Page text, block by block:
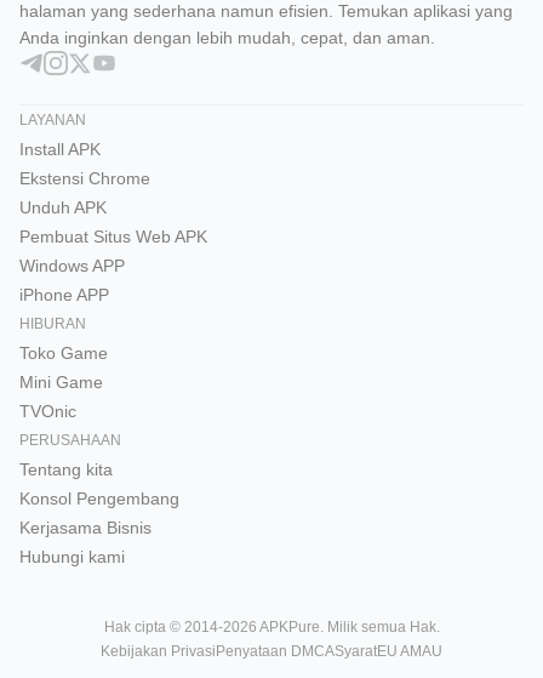
halaman yang sederhana namun efisien. Temukan aplikasi yang
Anda inginkan dengan lebih mudah, cepat, dan aman.
LAYANAN
Install APK
Ekstensi Chrome
Unduh APK
Pembuat Situs Web APK
Windows APP
iPhone APP
HIBURAN
Toko Game
Mini Game
TVOnic
PERUSAHAAN
Tentang kita
Konsol Pengembang
Kerjasama Bisnis
Hubungi kami
Hak cipta © 2014-2026 APKPure. Milik semua Hak.
Kebijakan Privasi Penyataan DMCASyaratEU AMAU